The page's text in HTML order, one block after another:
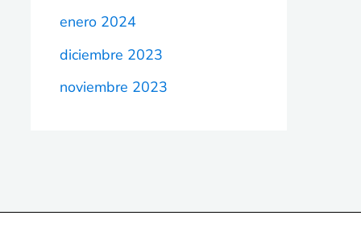
enero 2024
diciembre 2023
noviembre 2023